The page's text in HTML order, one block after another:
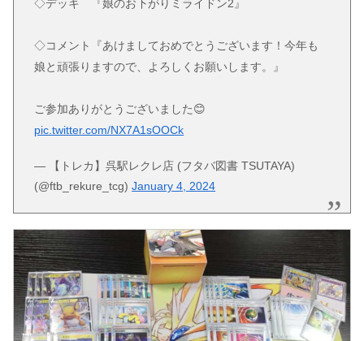
◇デッキ 『娘のお下がりミライドン2』
◇コメント『あけましておめでとうございます！今年も
娘と頑張りますので、よろしくお願いします。』
ご参加ありがとうございました😊
pic.twitter.com/NX7A1sOOCk
— 【トレカ】呉駅レクレ店 (フタバ図書 TSUTAYA)
(@ftb_rekure_tcg)January 4, 2024